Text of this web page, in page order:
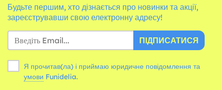
Будьте першим, хто дізнається про новинки та акції,
зареєструвавши свою електронну адресу!
ПІДПИСАТИСЯ
Я прочитав(ла) і приймаю юридичне повідомлення та
умови Funidelia.